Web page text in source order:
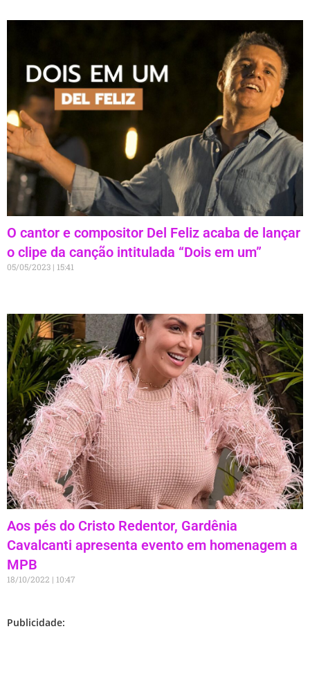
O cantor e compositor Del Feliz acaba de lançar
o clipe da canção intitulada “Dois em um”
05/05/2023 15:41
Aos pés do Cristo Redentor, Gardênia
Cavalcanti apresenta evento em homenagem a
MPB
18/10/2022 10:47
Publicidade: